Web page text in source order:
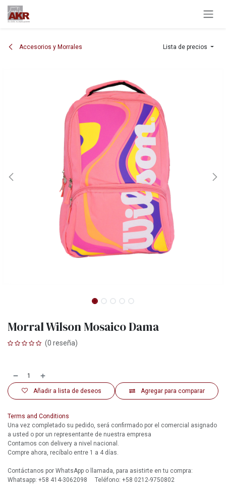
Ir al contenido
Accesorios y Morrales Lista de precios
Morral Wilson Mosaico Dama
(0 reseña)
Agregar para comparar
Añadir a lista de deseos
Terms and Conditions
Una vez completado su pedido, será confirmado por el comercial asignado
a usted o por un representante de nuestra empresa
Contamos con delivery a nivel nacional.
Compre ahora, recíbalo entre 1 a 4 días.
Contáctanos por WhatsApp o llamada, para asistirte en tu compra:
Whatsapp: +58 414-3062098 Teléfono: +58 0212-9750802